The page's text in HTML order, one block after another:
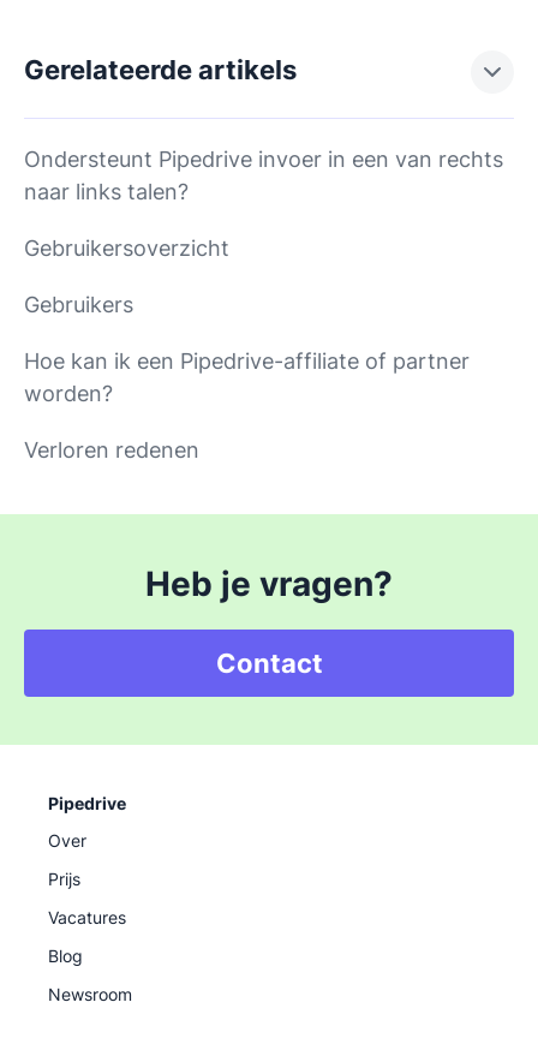
Gerelateerde artikels
Ondersteunt Pipedrive invoer in een van rechts
naar links talen?
Gebruikersoverzicht
Gebruikers
Hoe kan ik een Pipedrive-affiliate of partner
worden?
Verloren redenen
Heb je vragen?
Contact
Pipedrive
Over
Prijs
Vacatures
Blog
Newsroom